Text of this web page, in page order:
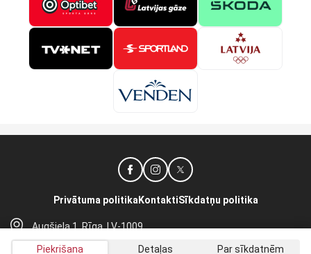
Augšiela 1, Rīga, LV-1009
lhf@lhf.lv
Privātuma politika KontaktiSīkdatņu politika
Piekrišana Detaļas Par sīkdatnēm